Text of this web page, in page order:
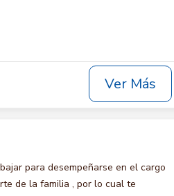
Ver Más
para desempeñarse en el cargo
de la familia , por lo cual te